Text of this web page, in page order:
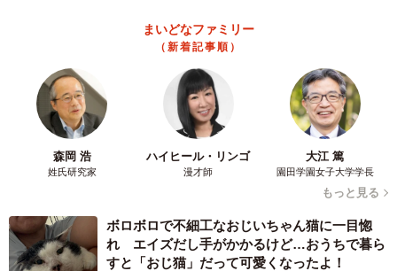
まいどなファミリー
（新着記事順）
森岡 浩
姓氏研究家
ハイヒール・リンゴ
漫才師
大江 篤
園田学園女子大学学長
もっと見る
ボロボロで不細工なおじいちゃん猫に一目惚
れ エイズだし手がかかるけど…おうちで暮ら
すと「おじ猫」だって可愛くなったよ！